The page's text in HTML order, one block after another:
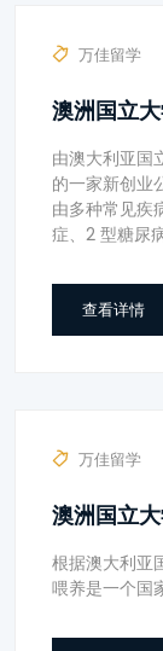
万佳留学
澳洲国立
由澳大利亚国
的一家新创业
由多种常见疾
症、2 型糖尿
查看详情
万佳留学
澳洲国立
根据澳大利亚
喂养是一个国